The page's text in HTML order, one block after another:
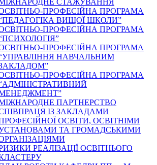
СТАЖУВАННЯ
ПРОФЕСІЙНА ПРОГРАМА
ВИЩОЇ ШКОЛИ”
ПРОФЕСІЙНА ПРОГРАМА
ПРОФЕСІЙНА ПРОГРАМА
НАВЧАЛЬНИМ
ПРОФЕСІЙНА ПРОГРАМА
ПАРТНЕРСТВО
ІЗ ЗАКЛАДАМИ
ОСВІТИ, ОСВІТНІМИ
ТА ГРОМАДСЬКИМИ
РЕАЛІЗАЦІЇ ОСВІТНЬОГО